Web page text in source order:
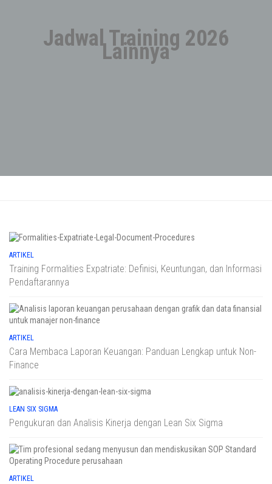
Jadwal Training 2026
Lainnya
ARTIKEL
Training Formalities Expatriate: Definisi, Keuntungan, dan Informasi
Pendaftarannya
ARTIKEL
Cara Membaca Laporan Keuangan: Panduan Lengkap untuk Non-
Finance
LEAN SIX SIGMA
Pengukuran dan Analisis Kinerja dengan Lean Six Sigma
ARTIKEL